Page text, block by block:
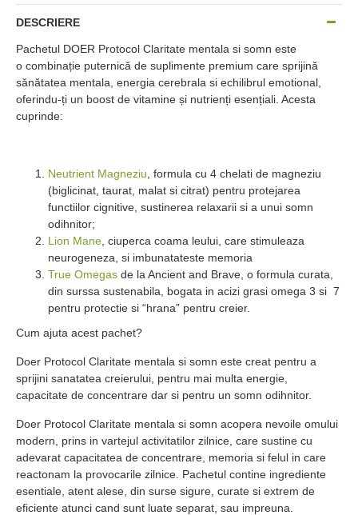
DESCRIERE
Pachetul DOER Protocol Claritate mentala si somn este
o combinație puternică de suplimente premium care sprijină
sănătatea mentala, energia cerebrala si echilibrul emotional,
oferindu-ți un boost de vitamine și nutrienți esențiali. Acesta
cuprinde:
Neutrient Magneziu , formula cu 4 chelati de magneziu
(biglicinat, taurat, malat si citrat) pentru protejarea
functiilor cignitive, sustinerea relaxarii si a unui somn
odihnitor;
Lion Mane , ciuperca coama leului, care stimuleaza
neurogeneza, si imbunatateste memoria
True Omegas de la Ancient and Brave, o formula curata,
din surssa sustenabila, bogata in acizi grasi omega 3 si 7
pentru protectie si “hrana” pentru creier.
Cum ajuta acest pachet?
Doer Protocol Claritate mentala si somn este creat pentru a
sprijini sanatatea creierului, pentru mai multa energie,
capacitate de concentrare dar si pentru un somn odihnitor.
Doer Protocol Claritate mentala si somn acopera nevoile omului
modern, prins in vartejul activitatilor zilnice, care sustine cu
adevarat capacitatea de concentrare, memoria si felul in care
reactonam la provocarile zilnice. Pachetul contine ingrediente
esentiale, atent alese, din surse sigure, curate si extrem de
eficiente atunci cand sunt luate separat, sau impreuna.